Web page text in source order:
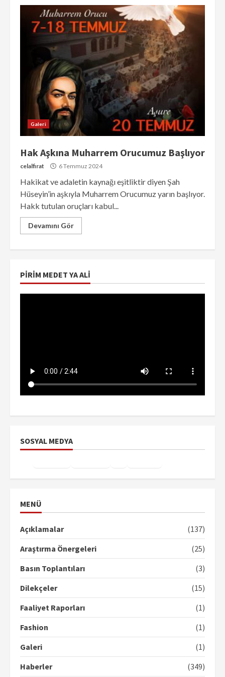
Galeri
Hak Aşkına Muharrem Orucumuz Başlıyor
celalfirat 6 Temmuz 2024
Hakikat ve adaletin kaynağı eşitliktir diyen Şah
Hüseyin’in aşkıyla Muharrem Orucumuz yarın başlıyor.
Hakk tutulan oruçları kabul...
Devamını Gör
PIRIM MEDET YA ALI
SOSYAL MEDYA
MENÜ
Açıklamalar
(137)
Araştırma Önergeleri
(25)
Basın Toplantıları
(3)
Dilekçeler
(15)
Faaliyet Raporları
(1)
Fashion
(1)
Galeri
(1)
Haberler
(349)